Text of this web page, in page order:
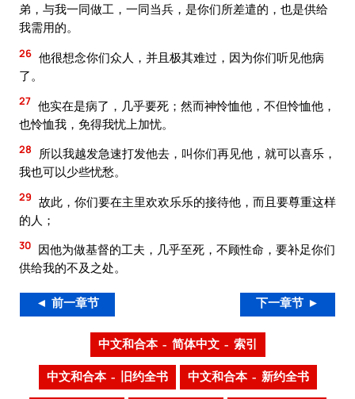
弟，与我一同做工，一同当兵，是你们所差遣的，也是供给
我需用的。
26 他很想念你们众人，并且极其难过，因为你们听见他病
了。
27 他实在是病了，几乎要死；然而神怜恤他，不但怜恤他，
也怜恤我，免得我忧上加忧。
28
所以我越发急速打发他去，叫你们再见他，就可以喜乐，
我也可以少些忧愁。
29 故此，你们要在主里欢欢乐乐的接待他，而且要尊重这样
的人；
30 因他为做基督的工夫，几乎至死，不顾性命，要补足你们
供给我的不及之处。
◄ 前一章节 下一章节 ►
中文和合本 – 简体中文 – 索引
中文和合本 – 旧约全书 中文和合本 – 新约全书